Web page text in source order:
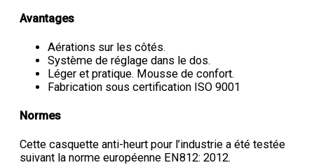
Avantages
Aérations sur les côtés.
Système de réglage dans le dos.
Léger et pratique. Mousse de confort.
Fabrication sous certification ISO 9001
Normes
Cette casquette anti-heurt pour l’industrie a été testée
suivant la norme européenne EN812: 2012.